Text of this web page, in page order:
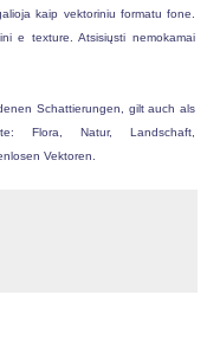
kaip vektoriniu formatu fone.
e texture . Atsisiųsti nemokamai
Schattierungen, gilt auch als
Flora, Natur, Landschaft,
Vektoren.